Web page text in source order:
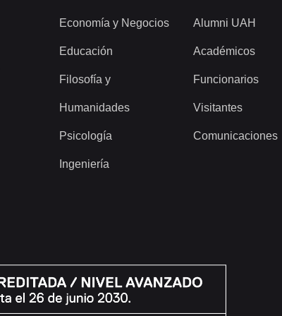
Economía y Negocios
Educación
Filosofía y
Humanidades
Psicología
Ingeniería
Alumni UAH
Académicos
Funcionarios
Visitantes
Comunicaciones